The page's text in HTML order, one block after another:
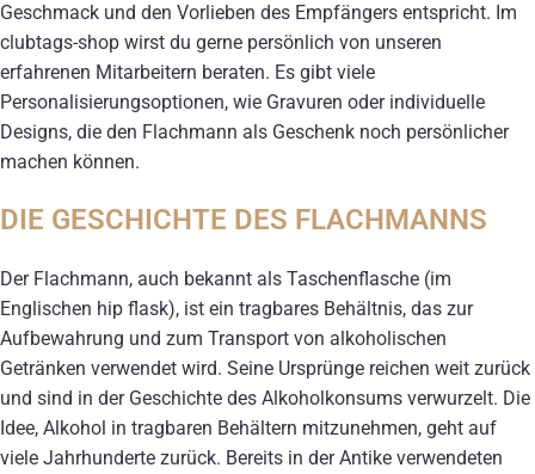
Geschmack und den Vorlieben des Empfängers entspricht. Im
clubtags-shop wirst du gerne persönlich von unseren
erfahrenen Mitarbeitern beraten. Es gibt viele
Personalisierungsoptionen, wie Gravuren oder individuelle
Designs, die den Flachmann als Geschenk noch persönlicher
machen können.
DIE GESCHICHTE DES FLACHMANNS
Der Flachmann, auch bekannt als Taschenflasche (im
Englischen hip flask), ist ein tragbares Behältnis, das zur
Aufbewahrung und zum Transport von alkoholischen
Getränken verwendet wird. Seine Ursprünge reichen weit zurück
und sind in der Geschichte des Alkoholkonsums verwurzelt. Die
Idee, Alkohol in tragbaren Behältern mitzunehmen, geht auf
viele Jahrhunderte zurück. Bereits in der Antike verwendeten